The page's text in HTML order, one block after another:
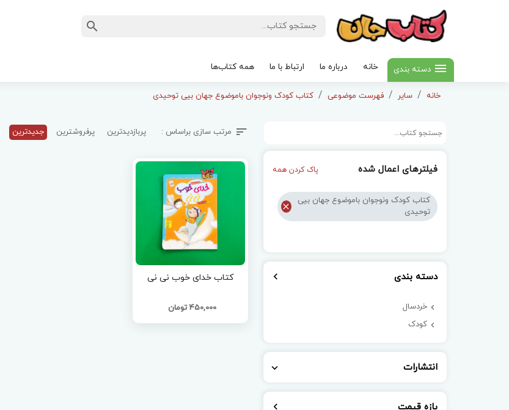
دسته بندی خانه درباره ما ارتباط با ما همه کتاب‌ها
خانه سایر فهرست موضوعی کتاب کودک ونوجوان باموضوع جهان بیی توحیدی
فیلترهای اعمال شده پاک کردن همه
کتاب کودک ونوجوان باموضوع جهان بیی
توحیدی
دسته بندی
خردسال
کودک
انتشارات
بازه قیمت
مرتب سازی براساس : پربازدیدترین پرفروشترین جدیدترین
کتاب خدای خوب نی نی
450,000 تومان